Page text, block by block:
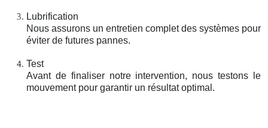
Lubrification
Nous assurons un entretien complet des systèmes pour
éviter de futures pannes.
Test
Avant de finaliser notre intervention, nous testons le
mouvement pour garantir un résultat optimal.